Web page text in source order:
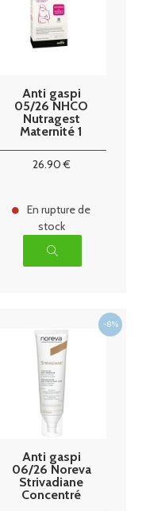
Anti gaspi
05/26 NHCO
Nutragest
Maternité 1
26.90€
En rupture de
stock
Anti gaspi
06/26 Noreva
Strivadiane
Concentré